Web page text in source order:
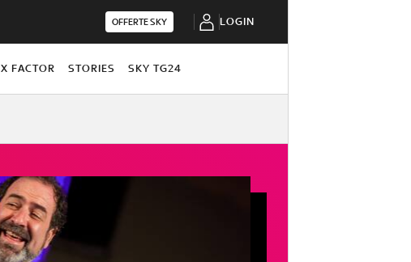
OFFERTE SKY LOGIN
X FACTOR STORIES SKY TG24